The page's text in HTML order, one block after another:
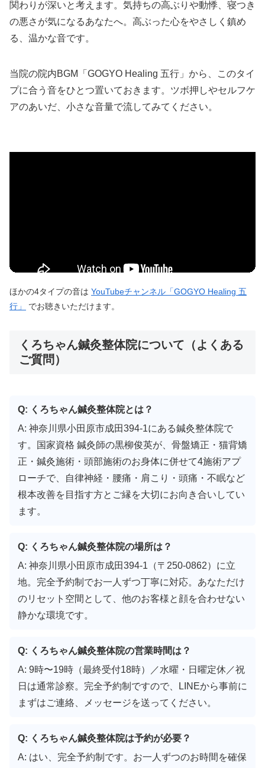
関わりが深いと考えます。気持ちの高ぶりや動悸、寝つき
の悪さが気になるあなたへ。高ぶった心をやさしく鎮め
る、温かな音です。
当院の院内BGM「GOGYO Healing 五行」から、このタイ
プに合う音をひとつ置いておきます。ツボ押しやセルフケ
アのあいだ、小さな音量で流してみてください。
ほかの4タイプの音は YouTubeチャンネル「GOGYO Healing 五
行」
でお聴きいただけます。
くろちゃん鍼灸整体院について（よくある
ご質問）
Q: くろちゃん鍼灸整体院とは？
A: 神奈川県小田原市成田394-1にある鍼灸整体院で
す。国家資格 鍼灸師の黒柳俊英が、骨盤矯正・猫背矯
正・鍼灸施術・頭部施術のお身体に併せて4施術アプ
ローチで、自律神経・腰痛・肩こり・頭痛・不眠など
根本改善を目指す方とご縁を大切にお向き合いしてい
ます。
Q: くろちゃん鍼灸整体院の場所は？
A: 神奈川県小田原市成田394-1（〒250-0862）に立
地。完全予約制でお一人ずつ丁寧に対応。あなただけ
のリセット空間として、他のお客様と顔を合わせない
静かな環境です。
Q: くろちゃん鍼灸整体院の営業時間は？
A: 9時〜19時（最終受付18時）／水曜・日曜定休／祝
日は通常診察。完全予約制ですので、LINEから事前に
まずはご連絡、メッセージを送ってください。
Q: くろちゃん鍼灸整体院は予約が必要？
A: はい、完全予約制です。お一人ずつのお時間を確保